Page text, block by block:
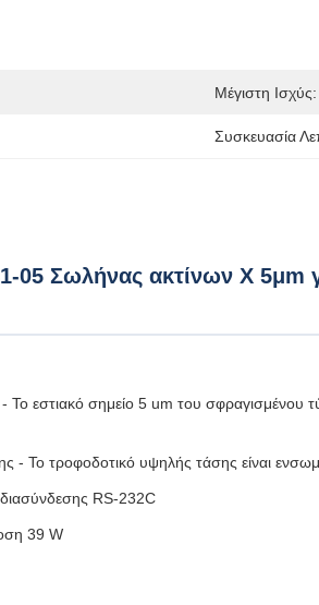
Μέγιστη Ισχύς:
Συσκευασία
Σωλήνας ακτίνων Χ 5μm
εστιακό σημείο 5 um του σφραγισμένου
- Το τροφοδοτικό υψηλής τάσης είναι
RS-232C
39 W